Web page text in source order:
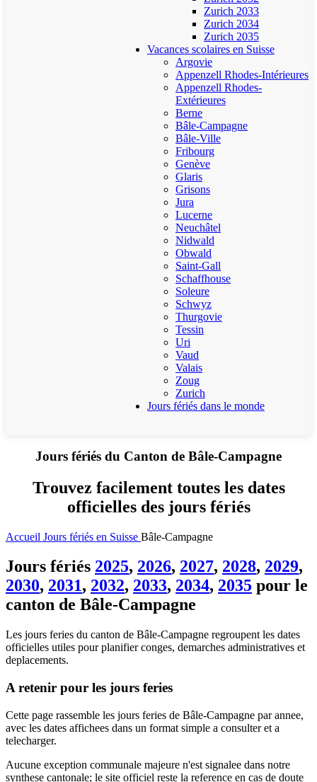
Zurich 2033
Zurich 2034
Zurich 2035
Vacances scolaires en Suisse
Argovie
Appenzell Rhodes-Intérieures
Appenzell Rhodes-
Extérieures
Berne
Bâle-Campagne
Bâle-Ville
Fribourg
Genève
Glaris
Grisons
Jura
Lucerne
Neuchâtel
Nidwald
Obwald
Saint-Gall
Schaffhouse
Soleure
Schwyz
Thurgovie
Tessin
Uri
Vaud
Valais
Zoug
Zurich
Jours fériés dans le monde
Jours fériés du Canton de Bâle-Campagne
Trouvez facilement toutes les dates
officielles des jours fériés
Accueil Jours fériés en Suisse Bâle-Campagne
Jours fériés 2025, 2026, 2027, 2028, 2029,
2030, 2031, 2032, 2033, 2034, 2035 pour le
canton de Bâle-Campagne
Les jours feries du canton de Bâle-Campagne regroupent les dates
officielles utiles pour planifier conges, demarches administratives et
deplacements.
A retenir pour les jours feries
Cette page rassemble les jours feries de Bâle-Campagne par annee,
avec les dates affichees dans un format simple a consulter et a
telecharger.
Aucune exception communale majeure n'est signalee dans notre
synthese cantonale; le site officiel reste la reference en cas de doute